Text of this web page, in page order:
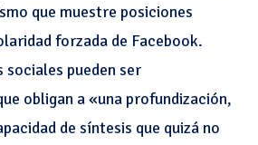
que muestre posiciones
forzada de Facebook.
sociales pueden ser
obligan a «una profundización,
de síntesis que quizá no